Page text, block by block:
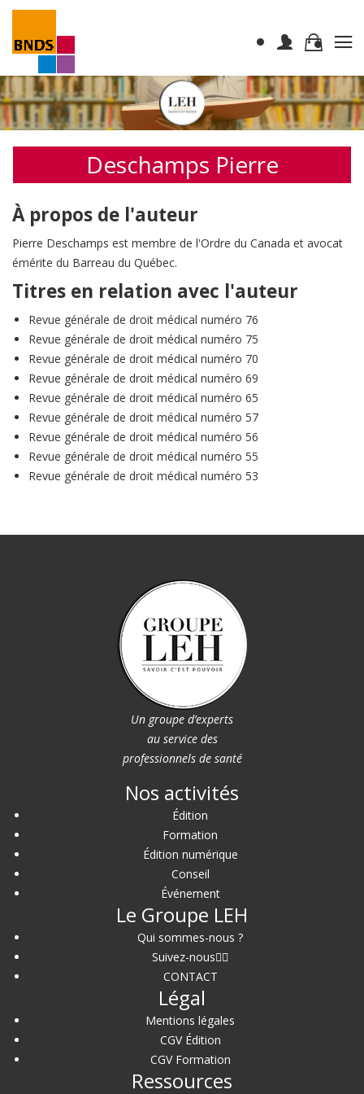
Deschamps Pierre
À propos de l'auteur
Pierre Deschamps est membre de l'Ordre du Canada et avocat
émérite du Barreau du Québec.
Titres en relation avec l'auteur
Revue générale de droit médical numéro 76
Revue générale de droit médical numéro 75
Revue générale de droit médical numéro 70
Revue générale de droit médical numéro 69
Revue générale de droit médical numéro 65
Revue générale de droit médical numéro 57
Revue générale de droit médical numéro 56
Revue générale de droit médical numéro 55
Revue générale de droit médical numéro 53
Un groupe d’experts
au service des
professionnels de santé
Nos activités
Édition
Formation
Édition numérique
Conseil
Événement
Le Groupe LEH
Qui sommes-nous ?
Suivez-nous
CONTACT
Légal
Mentions légales
CGV Édition
CGV Formation
Ressources